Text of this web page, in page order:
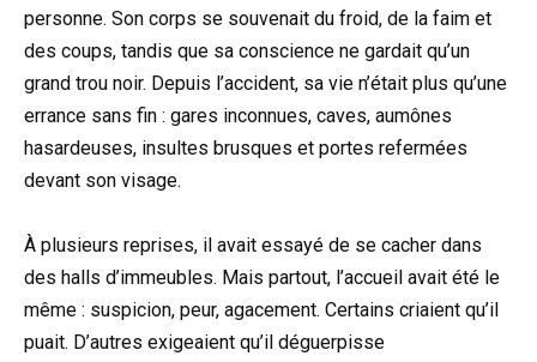
personne. Son corps se souvenait du froid, de la faim et
des coups, tandis que sa conscience ne gardait qu’un
grand trou noir. Depuis l’accident, sa vie n’était plus qu’une
errance sans fin : gares inconnues, caves, aumônes
hasardeuses, insultes brusques et portes refermées
devant son visage.
À plusieurs reprises, il avait essayé de se cacher dans
des halls d’immeubles. Mais partout, l’accueil avait été le
même : suspicion, peur, agacement. Certains criaient qu’il
puait. D’autres exigeaient qu’il déguerpisse